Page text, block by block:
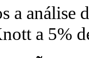
a análise
a 5%